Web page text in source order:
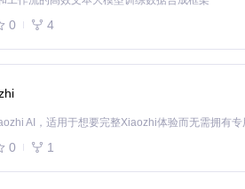
中推断3D空间位置。
0 4
0 1